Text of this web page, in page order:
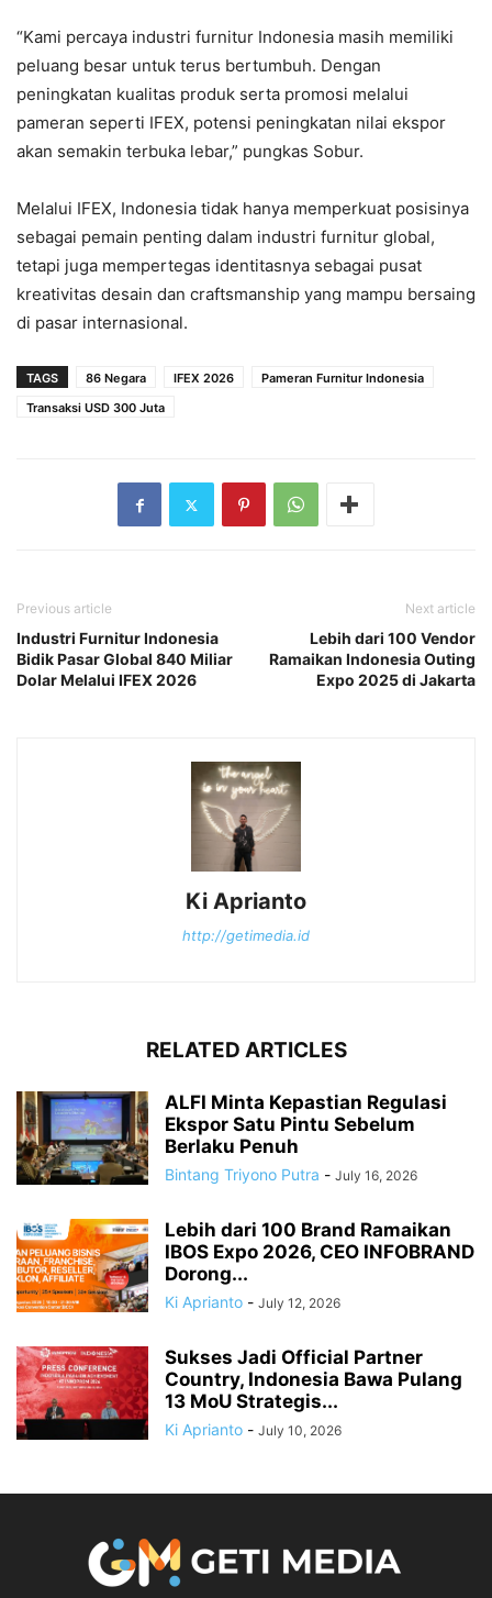
“Kami percaya industri furnitur Indonesia masih memiliki
peluang besar untuk terus bertumbuh. Dengan
peningkatan kualitas produk serta promosi melalui
pameran seperti IFEX, potensi peningkatan nilai ekspor
akan semakin terbuka lebar,” pungkas Sobur.
Melalui IFEX, Indonesia tidak hanya memperkuat posisinya
sebagai pemain penting dalam industri furnitur global,
tetapi juga mempertegas identitasnya sebagai pusat
kreativitas desain dan craftsmanship yang mampu bersaing
di pasar internasional.
TAGS 86 Negara IFEX 2026
Pameran Furnitur Indonesia
Transaksi USD 300 Juta
Previous article
Industri Furnitur Indonesia
Bidik Pasar Global 840 Miliar
Dolar Melalui IFEX 2026
Next article
Lebih dari 100 Vendor
Ramaikan Indonesia Outing
Expo 2025 di Jakarta
Ki Aprianto
http://getimedia.id
RELATED ARTICLES
ALFI Minta Kepastian Regulasi
Ekspor Satu Pintu Sebelum
Berlaku Penuh
Bintang Triyono Putra - July 16, 2026
Lebih dari 100 Brand Ramaikan
IBOS Expo 2026, CEO INFOBRAND
Dorong...
Ki Aprianto - July 12, 2026
Sukses Jadi Official Partner
Country, Indonesia Bawa Pulang
13 MoU Strategis...
Ki Aprianto - July 10, 2026